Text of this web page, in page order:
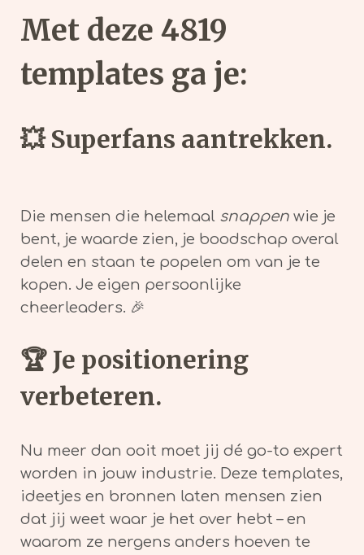
Met deze 4819
templates ga je:
💥Superfans aantrekken.
Die mensen die helemaal snappen wie je
bent, je waarde zien, je boodschap overal
delen en staan te popelen om van je te
kopen. Je eigen persoonlijke
cheerleaders. 🎉
🏆 Je positionering
verbeteren.
Nu meer dan ooit moet jij dé go-to expert
worden in jouw industrie. Deze templates,
ideetjes en bronnen laten mensen zien
dat jij weet waar je het over hebt – en
waarom ze nergens anders hoeven te